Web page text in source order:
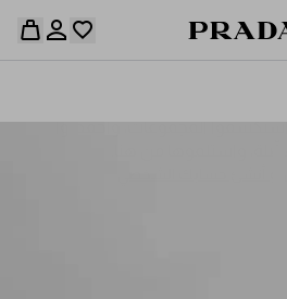
استكشفوا المجموعات، واحفظوا